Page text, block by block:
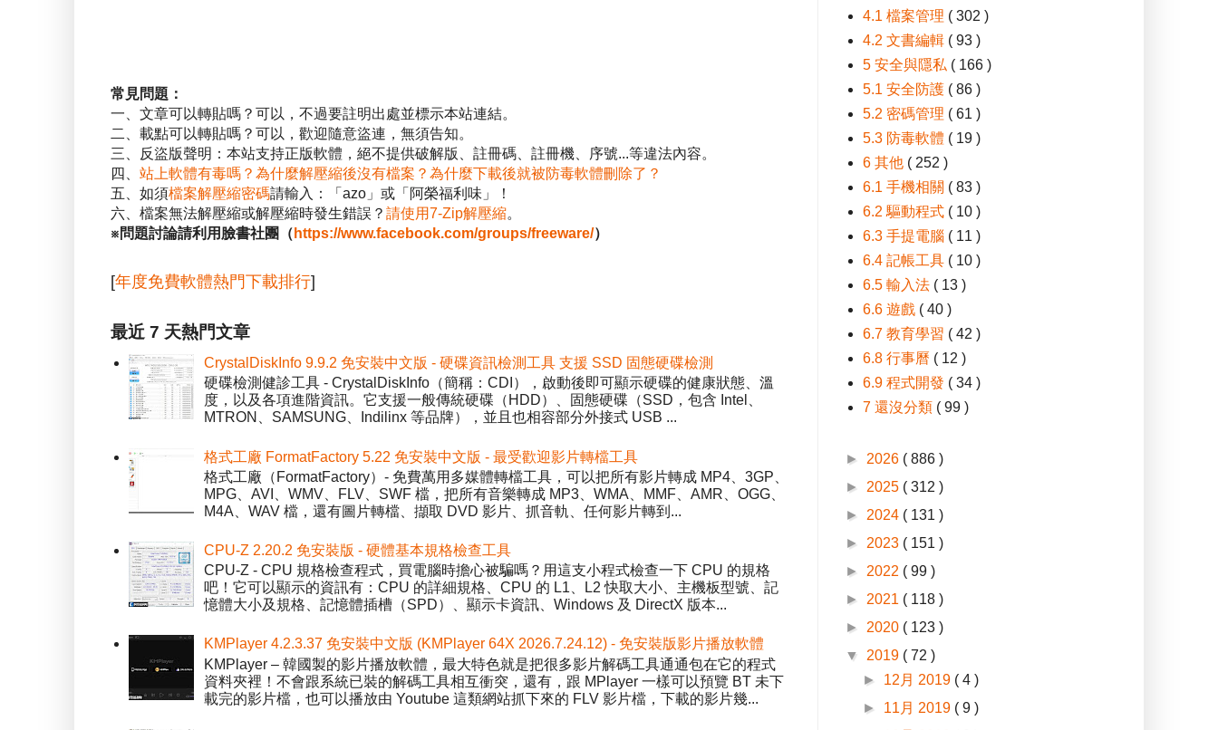
常見問題：
一、文章可以轉貼嗎？可以，不過要註明出處並標示本站連結。
二、載點可以轉貼嗎？可以，歡迎隨意盜連，無須告知。
三、反盜版聲明：本站支持正版軟體，絕不提供破解版、註冊碼、註冊機、序號...等違法內容。
四、 站上軟體有毒嗎？為什麼解壓縮後沒有檔案？為什麼下載後就被防毒軟體刪除了？
五、如須檔案解壓縮密碼請輸入：「azo」或「阿榮福利味」！
六、檔案無法解壓縮或解壓縮時發生錯誤？ 請使用7-Zip解壓縮。
※問題討論請利用臉書社團（ https://www.facebook.com/groups/freeware/）
[年度免費軟體熱門下載排行]
最近 7 天熱門文章
CrystalDiskInfo 9.9.2 免安裝中文版 - 硬碟資訊檢測工具 支援 SSD 固態硬碟檢測
硬碟檢測健診工具 - CrystalDiskInfo（簡稱：CDI），啟動後即可顯示硬碟的健康狀態、溫
度，以及各項進階資訊。它支援一般傳統硬碟（HDD）、固態硬碟（SSD，包含 Intel、
MTRON、SAMSUNG、Indilinx 等品牌），並且也相容部分外接式 USB ...
格式工廠 FormatFactory 5.22 免安裝中文版 - 最受歡迎影片轉檔工具
格式工廠（FormatFactory）- 免費萬用多媒體轉檔工具，可以把所有影片轉成 MP4、3GP、
MPG、AVI、WMV、FLV、SWF 檔，把所有音樂轉成 MP3、WMA、MMF、AMR、OGG、
M4A、WAV 檔，還有圖片轉檔、擷取 DVD 影片、抓音軌、任何影片轉到...
CPU-Z 2.20.2 免安裝版 - 硬體基本規格檢查工具
CPU-Z - CPU 規格檢查程式，買電腦時擔心被騙嗎？用這支小程式檢查一下 CPU 的規格
吧！它可以顯示的資訊有：CPU 的詳細規格、CPU 的 L1、L2 快取大小、主機板型號、記
憶體大小及規格、記憶體插槽（SPD）、顯示卡資訊、Windows 及 DirectX 版本...
KMPlayer 4.2.3.37 免安裝中文版 (KMPlayer 64X 2026.7.24.12) - 免安裝版影片播放軟體
KMPlayer – 韓國製的影片播放軟體，最大特色就是把很多影片解碼工具通通包在它的程式
資料夾裡！不會跟系統已裝的解碼工具相互衝突，還有，跟 MPlayer 一樣可以預覽 BT 未下
載完的影片檔，也可以播放由 Youtube 這類網站抓下來的 FLV 影片檔，下載的影片幾...
4.1 檔案管理 ( 302 )
4.2 文書編輯 ( 93 )
5 安全與隱私 ( 166 )
5.1 安全防護 ( 86 )
5.2 密碼管理 ( 61 )
5.3 防毒軟體 ( 19 )
6 其他 ( 252 )
6.1 手機相關 ( 83 )
6.2 驅動程式 ( 10 )
6.3 手提電腦 ( 11 )
6.4 記帳工具 ( 10 )
6.5 輸入法 ( 13 )
6.6 遊戲 ( 40 )
6.7 教育學習 ( 42 )
6.8 行事曆 ( 12 )
6.9 程式開發 ( 34 )
7 還沒分類 ( 99 )
► 2026 ( 886 )
► 2025 ( 312 )
► 2024 ( 131 )
► 2023 ( 151 )
► 2022 ( 99 )
► 2021 ( 118 )
► 2020 ( 123 )
▼ 2019 ( 72 )
► 12月 2019 ( 4 )
► 11月 2019 ( 9 )